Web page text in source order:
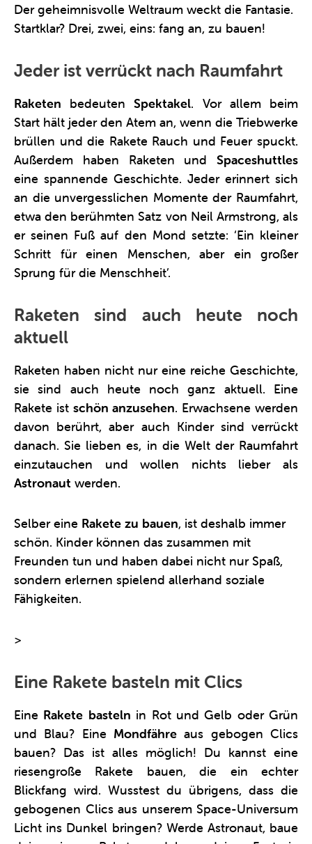
Der geheimnisvolle Weltraum weckt die Fantasie.
Startklar? Drei, zwei, eins: fang an, zu bauen!
Jeder ist verrückt nach Raumfahrt
Raketen bedeutenSpektakel. Vor allem beim
Start hält jeder den Atem an, wenn die Triebwerke
brüllen und die Rakete Rauch und Feuer spuckt.
Außerdem haben Raketen und Spaceshuttles
eine spannende Geschichte. Jeder erinnert sich
an die unvergesslichen Momente der Raumfahrt,
etwa den berühmten Satz von Neil Armstrong, als
er seinen Fuß auf den Mond setzte: ‘Ein kleiner
Schritt für einen Menschen, aber ein großer
Sprung für die Menschheit’.
Raketen sind auch heute noch
aktuell
Raketen haben nicht nur eine reiche Geschichte,
sie sind auch heute noch ganz aktuell. Eine
Rakete ist schön anzusehen. Erwachsene werden
davon berührt, aber auch Kinder sind verrückt
danach. Sie lieben es, in die Welt der Raumfahrt
einzutauchen und wollen nichts lieber als
Astronaut werden.
Selber eine Rakete zu bauen, ist deshalb immer
schön. Kinder können das zusammen mit
Freunden tun und haben dabei nicht nur Spaß,
sondern erlernen spielend allerhand soziale
Fähigkeiten.
>
Eine Rakete basteln mit Clics
Eine Rakete basteln in Rot und Gelb oder Grün
und Blau? Eine Mondfähre aus gebogen Clics
bauen? Das ist alles möglich! Du kannst eine
riesengroße Rakete bauen, die ein echter
Blickfang wird. Wusstest du übrigens, dass die
gebogenen Clics aus unserem Space-Universum
Licht ins Dunkel bringen? Werde Astronaut, baue